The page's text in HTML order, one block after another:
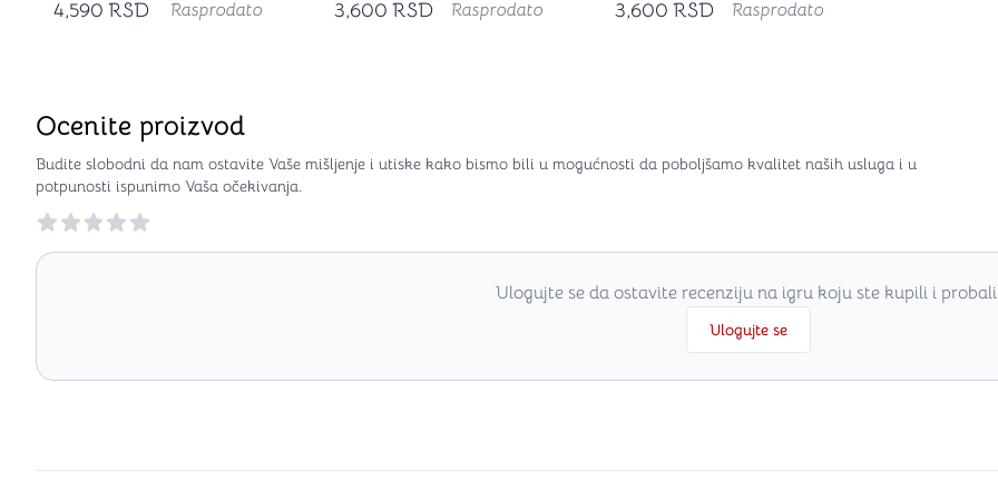
4,590 RSD Rasprodato 3,600 RSD Rasprodato 3,600 RSD Rasprodato
Ocenite proizvod
Budite slobodni da nam ostavite Vaše mišljenje i utiske kako bismo bili u mogućnosti da poboljšamo kvalitet naših usluga i u
potpunosti ispunimo Vaša očekivanja.
Reviews
Ulogujte se da ostavite recenziju na igru koju ste kupili i
Ulogujte se